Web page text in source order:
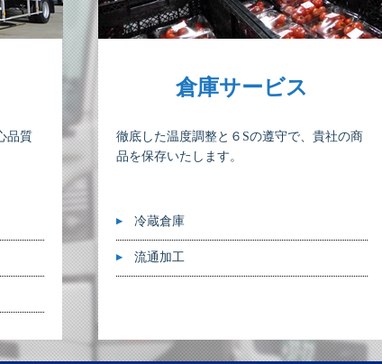
品質
倉庫サービス
徹底した温度調整と６Sの遵守で、貴社の商
品を保存いたします。
冷蔵倉庫
流通加工